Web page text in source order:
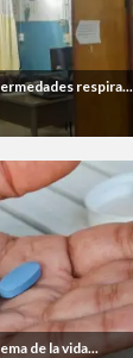
respira...
de la vida...